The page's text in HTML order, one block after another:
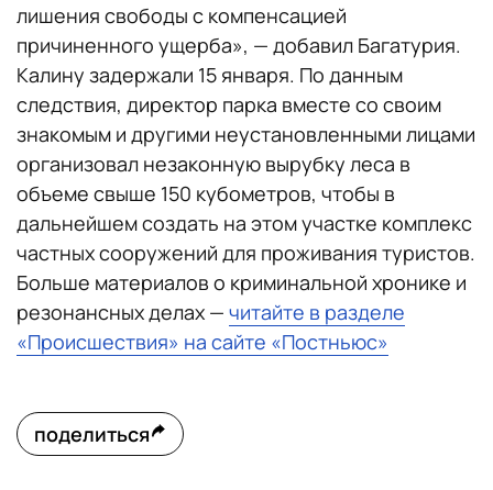
лишения свободы с компенсацией
причиненного ущерба», — добавил Багатурия.
Калину задержали 15 января. По данным
следствия, директор парка вместе со своим
знакомым и другими неустановленными лицами
организовал незаконную вырубку леса в
объеме свыше 150 кубометров, чтобы в
дальнейшем создать на этом участке комплекс
частных сооружений для проживания туристов.
Больше материалов о криминальной хронике и
резонансных делах — читайте в разделе
«Происшествия» на сайте «Постньюс»
поделиться